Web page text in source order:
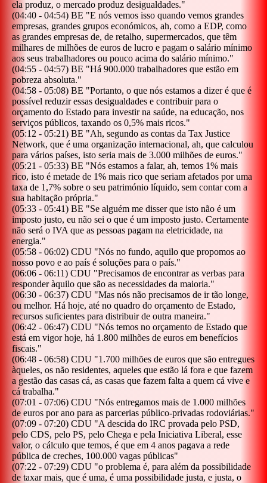
ela produz, o mercado produz desigualdades."
(04:40 - 04:54) BE "E nós vemos isso quando vemos grandes
empresas, grandes grupos económicos, ah, como a EDP, como
as grandes empresas de, de retalho, supermercados, que têm
milhares de milhões de euros de lucro e pagam o salário mínimo
aos seus trabalhadores ou pouco acima do salário mínimo."
(04:55 - 04:57) BE "Há 900.000 trabalhadores que estão em
pobreza absoluta."
(04:58 - 05:08) BE "Portanto, o que nós estamos a dizer é que é
possível reduzir essas desigualdades e contribuir para o
orçamento do Estado para investir na saúde, na educação, nos
serviços públicos, taxando os 0,5% mais ricos."
(05:12 - 05:21) BE "Ah, segundo as contas da Tax Justice
Network, que é uma organização internacional, ah, que calculou
para vários países, isto seria mais de 3.000 milhões de euros."
(05:21 - 05:33) BE "Nós estamos a falar, ah, temos 1% mais
rico, isto é metade de 1% mais rico que seriam afetados por uma
taxa de 1,7% sobre o seu património líquido, sem contar com a
sua habitação própria."
(05:33 - 05:41) BE "Se alguém me disser que isto não é um
imposto justo, eu não sei o que é um imposto justo. Certamente
não será o IVA que as pessoas pagam na eletricidade, na
energia."
(05:58 - 06:02) CDU "Nós no fundo, aquilo que propomos ao
nosso povo e ao país é soluções para o país."
(06:06 - 06:11) CDU "Precisamos de encontrar as verbas para
responder àquilo que são as necessidades da maioria."
(06:30 - 06:37) CDU "Mas nós não precisamos de ir tão longe,
ou melhor. Há hoje, até no quadro do orçamento de Estado,
recursos suficientes para distribuir de outra maneira."
(06:42 - 06:47) CDU "Nós temos no orçamento de Estado que
está em vigor hoje, há 1.800 milhões de euros em benefícios
fiscais."
(06:48 - 06:58) CDU "1.700 milhões de euros que são entregues
àqueles, os não residentes, aqueles que estão lá fora e que fazem
a gestão das casas cá, as casas que fazem falta a quem cá vive e
cá trabalha."
(07:01 - 07:06) CDU "Nós entregamos mais de 1.000 milhões
de euros por ano para as parcerias público-privadas rodoviárias."
(07:09 - 07:20) CDU "A descida do IRC provada pelo PSD,
pelo CDS, pelo PS, pelo Chega e pela Iniciativa Liberal, esse
valor, o cálculo que temos, é que em 4 anos pagava a rede
pública de creches, 100.000 vagas públicas"
(07:22 - 07:29) CDU "o problema é, para além da possibilidade
de taxar mais, que é uma, é uma possibilidade justa, e justa, o